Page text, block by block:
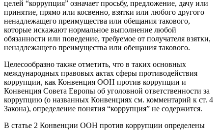
целей “коррупция” означает просьбу, предложение, дачу или
принятие, прямо или косвенно, взятки или любого другого
ненадлежащего преимущества или обещания такового,
которые искажают нормальное выполнение любой
обязанности или поведение, требуемое от получателя взятки,
ненадлежащего преимущества или обещания такового.
Целесообразно также отметить, что в таких основных
международных правовых актах сферы противодействия
коррупции, как Конвенция ООН против коррупции и
Конвенция Совета Европы об уголовной ответственности за
коррупцию (о названных Конвенциях см. комментарий к ст. 4
Закона), определение понятия “коррупция” не содержится.
В статье 2 Конвенции ООН против коррупции определены